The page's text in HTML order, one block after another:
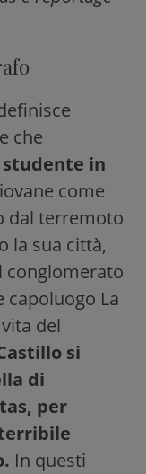
che
in
come
dal terremoto
la sua città,
conglomerato
capoluogo La
del
si
di
per
In questi